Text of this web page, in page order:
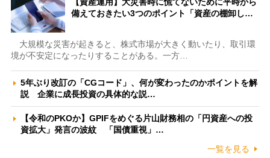
【資産運用】大災害時に慌てないために平時から
備えておきたい3つのポイント「資産の棚卸し…
大規模な災害が起きると、株式市場が大きく動いたり、取引環
境が不安定になったりすることがある。一方…
5年ぶり改訂の「CGコード」、何が変わったのかポイントを解
説 企業に成長投資の具体的な説…
【令和のPKOか】GPIFをめぐる片山財務相の「円資産への投
資拡大」発言の波紋 「国債重視」…
一覧を見る